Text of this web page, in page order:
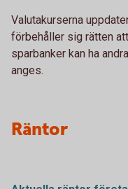
Valutakurserna
förbehåller sig rätten
sparbanker kan ha
anges.
Räntor